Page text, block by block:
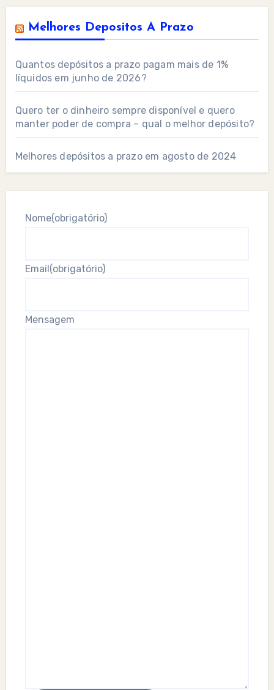
Melhores Depositos A Prazo
Quantos depósitos a prazo pagam mais de 1%
líquidos em junho de 2026?
Quero ter o dinheiro sempre disponível e quero
manter poder de compra – qual o melhor depósito?
Melhores depósitos a prazo em agosto de 2024
Nome(obrigatório)
Email (obrigatório)
Mensagem